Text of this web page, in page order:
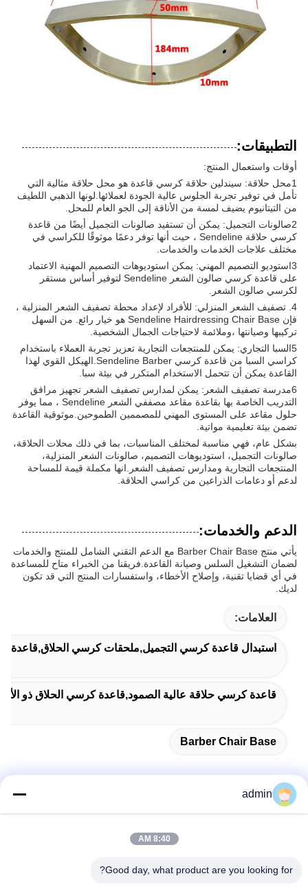
التطبيقات:
أوقات واستعمال المنتج:
1محل حلاقة: سيندلين حلاقة كرسي قاعدة هو محل حلاقة مثالية التي
تأمل في توفير تجربة الجلوس عالية الجودة لعملائها.لونها الذهبي اللطيف
من التيتانيوم يضيف لمسة من الأناقة إلى الجو العام للمحل.
2صالونات التجميل: يمكن أن تستفيد صالونات التجميل أيضًا من قاعدة
كرسي حلاقة Sendeline ، حيث أنها توفر دعمًا موثوقًا للكراسي في
مختلف علاجات الخدمات والخدمات.
3استوديو التصميم المهني: يمكن استوديوهات التصميم المهنية الاعتماد
على قاعدة كرسي صالون الشعر Sendeline لتوفير أساس مستقر
لكرسي صالون الشعر.
4. تصفيف الشعر المنزلي: للأفراد لإعداد محطة تصفيف الشعر المنزلية ،
فإن Sendeline Hairdressing Chair Base هو خيار رائع. من السهل
تركيبها وصيانتها ،وملائمة لاحتياجات الجمال الشخصية.
5السبا التجاري: يمكن للمنتجعات التجارية تعزيز تجربة العملاء باستخدام
كراسي السبا من قاعدة كرسي Sendeline Barber.الهيكل القوي لهذا
القاعدة يمكن أن تتحمل الاستخدام المتكرر في بيئة سبا.
6مدرسة تصفيف الشعر: يمكن لمدارس تصفيف الشعر تجهيز مرافق
التدريب الخاصة بها بقاعدة مقاعد مصففي الشعر Sendeline ، مما يوفر
حلول مقاعد على المستوى المهني للمصممين الطموحين.موثوقية القاعدة
تضمن بيئة تعليمية مواتية.
بشكل عام، فهي مناسبة لمختلف المناسبات، بما في ذلك محلات الحلاقة،
صالونات التجميل، استوديوهات التصميم، صالونات الشعر المنزلية،
المنتجعات التجارية ومدارس تصفيف الشعر.انها مكملة قيمة للمساحة
لدعم أو دعامات الذراعين من كراسي الحلاقة.
الدعم والخدمات:
يأتي منتج Barber Chair Base مع الدعم التقني الشامل للمنتج والخدمات
لضمان التشغيل السلس وصيانة القاعدة.فريقنا من الخبراء متاح للمساعدة
في أي قضايا تقنية، وإصلاح الأخطاء، واستفسارات المنتج التي قد تكون
لديك.
العلامات:
استبدال قاعدة كرسي التجميل,ملحقات كرسي الحلاق,قاعدة
قاعدة كرسي حلاقة عالية الصمود,قاعدة كرسي الحلاق ذو
Barber Chair Base
admin
8:40 AM
Good day, what product are you looking for?